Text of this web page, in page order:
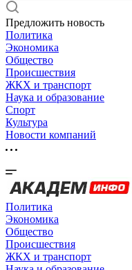
Предложить новость
Политика
Экономика
Общество
Происшествия
ЖКХ и транспорт
Наука и образование
Спорт
Культура
Новости компаний
Политика
Экономика
Общество
Происшествия
ЖКХ и транспорт